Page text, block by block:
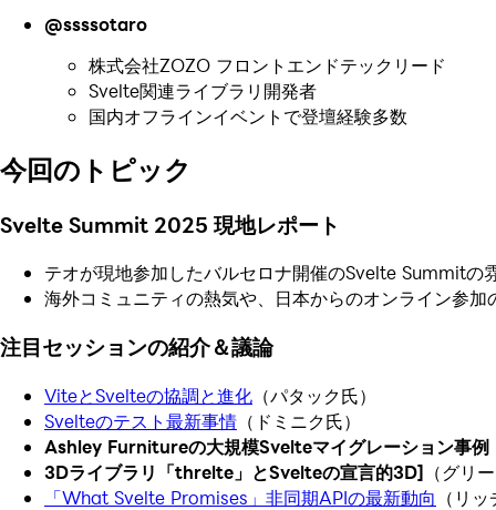
@ssssotaro
株式会社ZOZO フロントエンドテックリード
Svelte関連ライブラリ開発者
国内オフラインイベントで登壇経験多数
今回のトピック
Svelte Summit 2025 現地レポート
テオが現地参加したバルセロナ開催のSvelte Summitの
海外コミュニティの熱気や、日本からのオンライン参加
注目セッションの紹介＆議論
ViteとSvelteの協調と進化 （パタック氏）
Svelteのテスト最新事情 （ドミニク氏）
Ashley Furnitureの大規模Svelteマイグレーション事例
3Dライブラリ「threlte」とSvelteの宣言的3D] （グリ
「What Svelte Promises」非同期APIの最新動向 （リ